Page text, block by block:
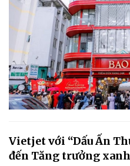
Vietjet với “Dấu Ấn
đến Tăng trưởng